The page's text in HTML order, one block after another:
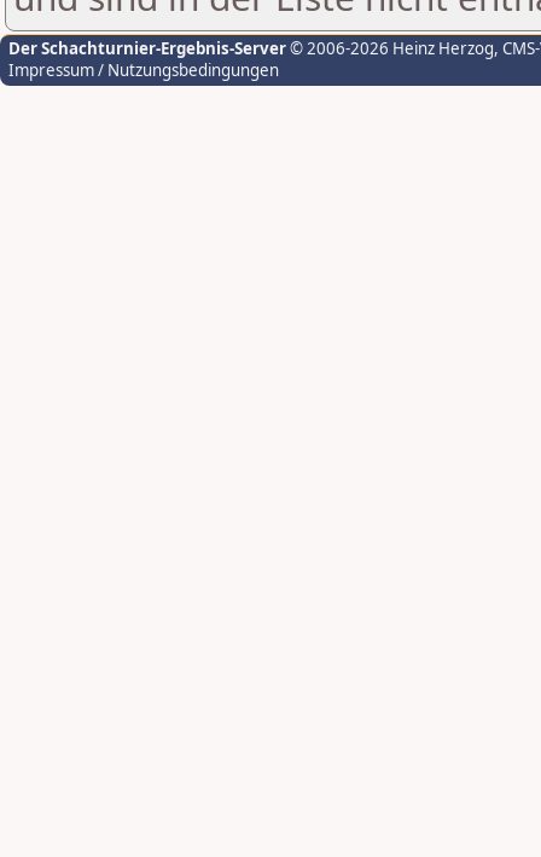
Der Schachturnier-Ergebnis-Server© 2006-2026 Heinz Herzog,
Impressum / Nutzungsbedingungen